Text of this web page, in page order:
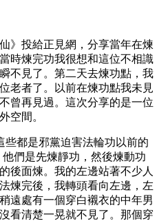
》投給正見網，分享當年在煉
時煉完功我很想和這位不相識
不見了。第二天去煉功點，我
老者了。以前在煉功點我未見
曾再見過。這次分享的是一位
空間。
些都是邪黨迫害法輪功以前的
們是先煉靜功，然後煉動功
後面煉。我的左邊站著不少人
煉完後，我轉頭看向左邊，左
遠處有一個穿白襯衣的中年男
看清楚一晃就不見了。那個穿